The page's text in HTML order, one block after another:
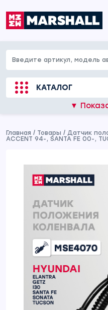
КАТАЛОГ
▼
Главная / Товары / Датчик
ACCENT 94-, SANTA FE 00-,